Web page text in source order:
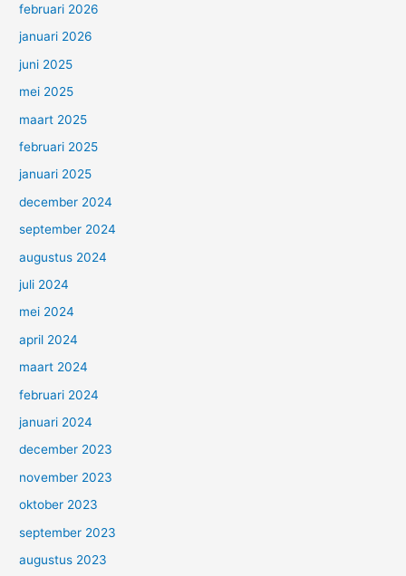
februari 2026
januari 2026
juni 2025
mei 2025
maart 2025
februari 2025
januari 2025
december 2024
september 2024
augustus 2024
juli 2024
mei 2024
april 2024
maart 2024
februari 2024
januari 2024
december 2023
november 2023
oktober 2023
september 2023
augustus 2023